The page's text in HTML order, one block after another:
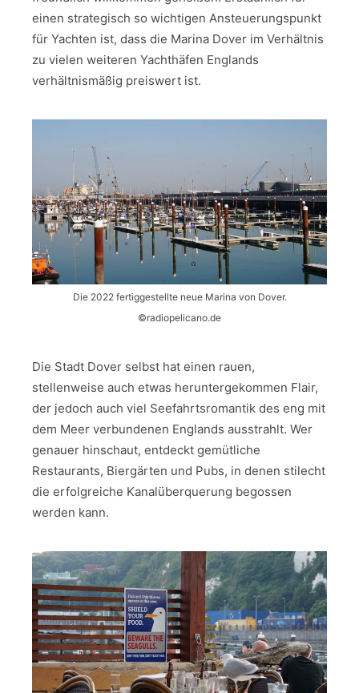
einen strategisch so wichtigen Ansteuerungspunkt
für Yachten ist, dass die Marina Dover im Verhältnis
zu vielen weiteren Yachthäfen Englands
verhältnismäßig preiswert ist.
Die 2022 fertiggestellte neue Marina von Dover.
©radiopelicano.de
Die Stadt Dover selbst hat einen rauen,
stellenweise auch etwas heruntergekommen Flair,
der jedoch auch viel Seefahrtsromantik des eng mit
dem Meer verbundenen Englands ausstrahlt. Wer
genauer hinschaut, entdeckt gemütliche
Restaurants, Biergärten und Pubs, in denen stilecht
die erfolgreiche Kanalüberquerung begossen
werden kann.